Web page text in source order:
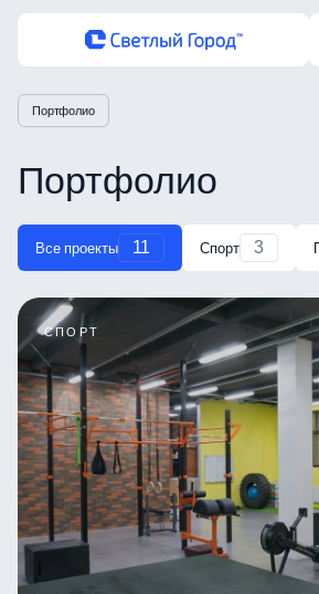
Портфолио
Портфолио
Все проекты 11 Спорт 3
СПОРТ